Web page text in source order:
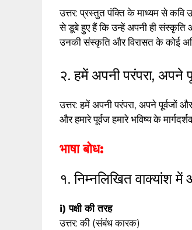
उत्तर: प्रस्तुत पंक्ति के माध्यम से
से डूबे हुए हैं कि उन्हें अपनी ही संस्कृति
उनकी संस्कृति और विरासत के कोई
२. हमें अपनी परंपरा, अपने
उत्तर: हमें अपनी परंपरा, अपने पूर्वजों
और हमारे पूर्वज हमारे भविष्य के
भाषा बोध:
१. निम्नलिखित वाक्यांश में
i) पक्षी की तरह
उत्तर: की (संबंध कारक)